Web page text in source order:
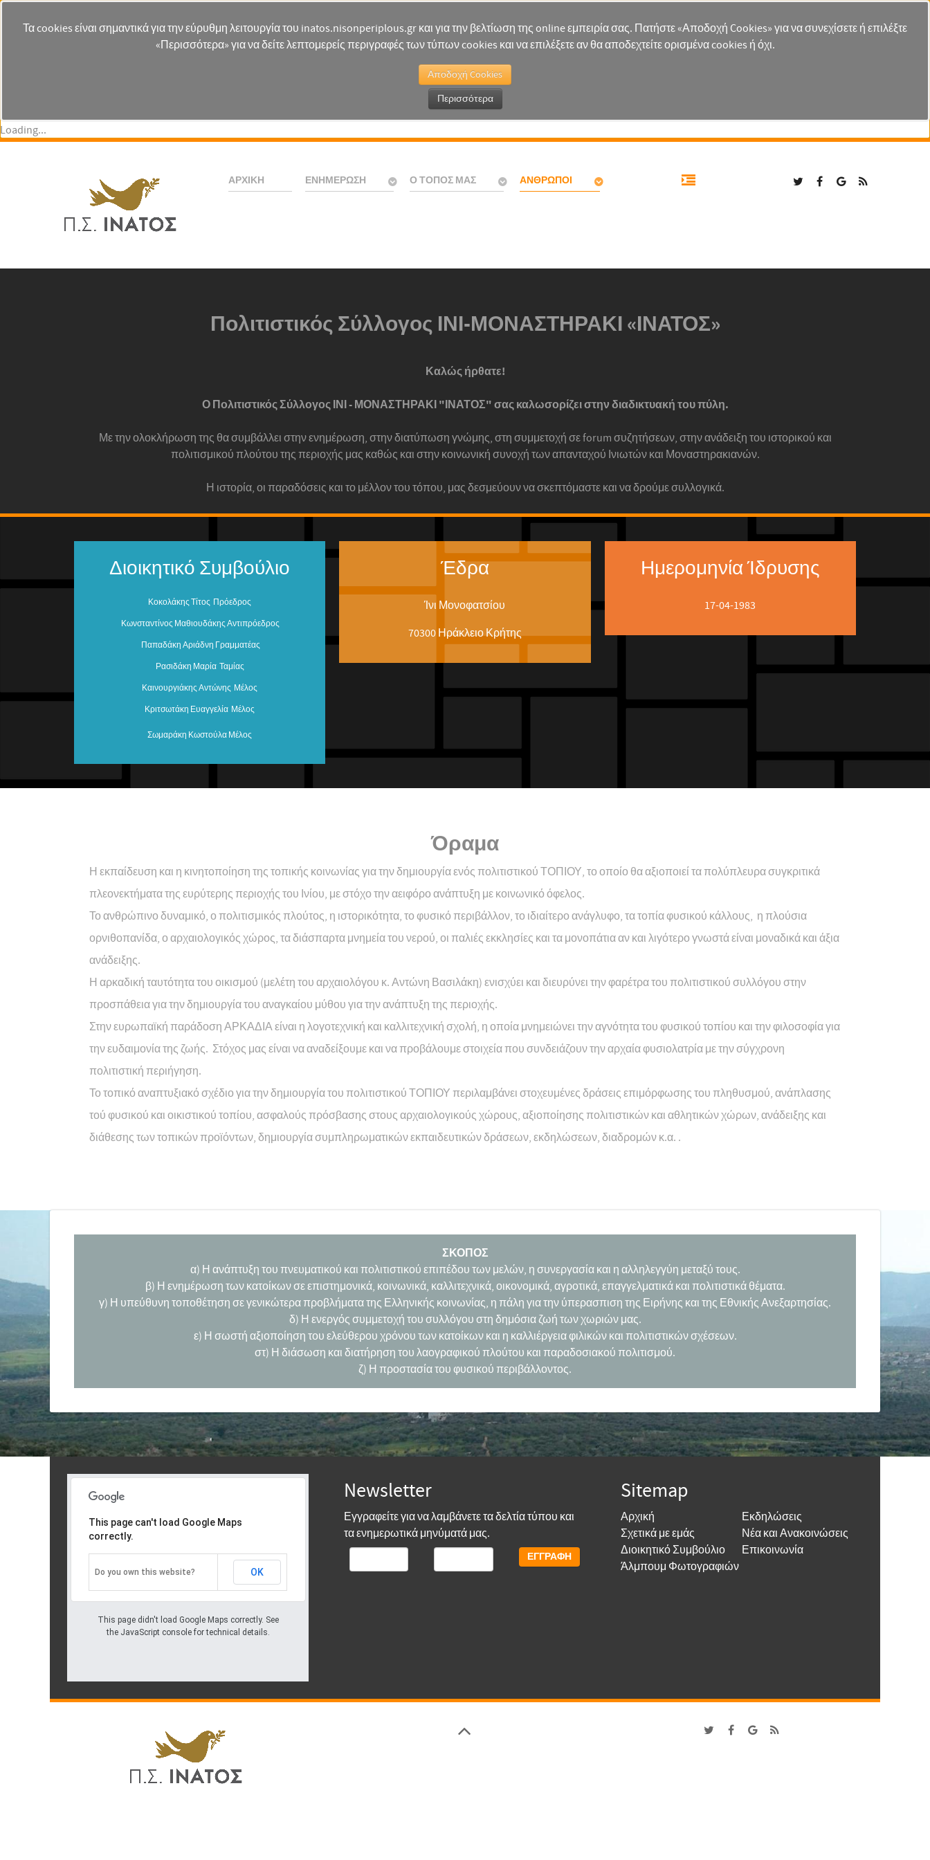
Τα cookies είναι σημαντικά για την εύρυθμη λειτουργία του inatos.nisonperiplous.gr και για την βελτίωση της online εμπειρία σας. Πατήστε «Αποδοχή Cookies» για να συνεχίσετε ή επιλέξτε
«Περισσότερα» για να δείτε λεπτομερείς περιγραφές των τύπων cookies και να επιλέξετε αν θα αποδεχτείτε ορισμένα cookies ή όχι.
Αποδοχή Cookies
Περισσότερα
Loading...
ΑΡΧΙΚΉ ΕΝΗΜΈΡΩΣΗ Ο ΤΌΠΟΣ ΜΑΣ ΆΝΘΡΩΠΟΙ
Πολιτιστικός Σύλλογος ΙΝΙ-ΜΟΝΑΣΤΗΡΑΚΙ «ΙΝΑΤΟΣ»
Καλώς ήρθατε!
Ο Πολιτιστικός Σύλλογος ΙΝΙ - ΜΟΝΑΣΤΗΡΑΚΙ "ΙΝΑΤΟΣ" σας καλωσορίζει στην διαδικτυακή του πύλη.
Με την ολοκλήρωση της θα συμβάλλει στην ενημέρωση, στην διατύπωση γνώμης, στη συμμετοχή σε forum συζητήσεων, στην ανάδειξη του ιστορικού και
πολιτισμικού πλούτου της περιοχής μας καθώς και στην κοινωνική συνοχή των απανταχού Ινιωτών και Μοναστηρακιανών.
Η ιστορία, οι παραδόσεις και το μέλλον του τόπου, μας δεσμεύουν να σκεπτόμαστε και να δρούμε συλλογικά.
Διοικητικό Συμβούλιο
Κοκολάκης Τίτος Πρόεδρος
Κωνσταντίνος Μαθιουδάκης Αντιπρόεδρος
Παπαδάκη Αριάδνη Γραμματέας
Ρασιδάκη Μαρία Ταμίας
Καινουργιάκης Αντώνης Μέλος
Κριτσωτάκη Ευαγγελία Μέλος
Σωμαράκη Κωστούλα Μέλος
Έδρα
Ίνι Μονοφατσίου
70300 Ηράκλειο Κρήτης
Ημερομηνία Ίδρυσης
17-04-1983
Όραμα
Η εκπαίδευση και η κινητοποίηση της τοπικής κοινωνίας για την δημιουργία ενός πολιτιστικού ΤΟΠΙΟΥ, το οποίο θα αξιοποιεί τα πολύπλευρα συγκριτικά
πλεονεκτήματα της ευρύτερης περιοχής του Ινίου, με στόχο την αειφόρο ανάπτυξη με κοινωνικό όφελος.
Το ανθρώπινο δυναμικό, ο πολιτισμικός πλούτος, η ιστορικότητα, το φυσικό περιβάλλον, το ιδιαίτερο ανάγλυφο, τα τοπία φυσικού κάλλους, η πλούσια
ορνιθοπανίδα, ο αρχαιολογικός χώρος, τα διάσπαρτα μνημεία του νερού, οι παλιές εκκλησίες και τα μονοπάτια αν και λιγότερο γνωστά είναι μοναδικά και άξια
ανάδειξης.
Η αρκαδική ταυτότητα του οικισμού (μελέτη του αρχαιολόγου κ. Αντώνη Βασιλάκη) ενισχύει και διευρύνει την φαρέτρα του πολιτιστικού συλλόγου στην
προσπάθεια για την δημιουργία του αναγκαίου μύθου για την ανάπτυξη της περιοχής.
Στην ευρωπαϊκή παράδοση ΑΡΚΑΔΙΑ είναι η λογοτεχνική και καλλιτεχνική σχολή, η οποία μνημειώνει την αγνότητα του φυσικού τοπίου και την φιλοσοφία για
την ευδαιμονία της ζωής. Στόχος μας είναι να αναδείξουμε και να προβάλουμε στοιχεία που συνδειάζουν την αρχαία φυσιολατρία με την σύγχρονη
πολιτιστική περιήγηση.
Το τοπικό αναπτυξιακό σχέδιο για την δημιουργία του πολιτιστικού ΤΟΠΙΟΥ περιλαμβάνει στοχευμένες δράσεις επιμόρφωσης του πληθυσμού, ανάπλασης
τού φυσικού και οικιστικού τοπίου, ασφαλούς πρόσβασης στους αρχαιολογικούς χώρους, αξιοποίησης πολιτιστικών και αθλητικών χώρων, ανάδειξης και
διάθεσης των τοπικών προϊόντων, δημιουργία συμπληρωματικών εκπαιδευτικών δράσεων, εκδηλώσεων, διαδρομών κ.α. .
ΣΚΟΠΟΣ
α) Η ανάπτυξη του πνευματικού και πολιτιστικού επιπέδου των μελών, η συνεργασία και η αλληλεγγύη μεταξύ τους.
β) Η ενημέρωση των κατοίκων σε επιστημονικά, κοινωνικά, καλλιτεχνικά, οικονομικά, αγροτικά, επαγγελματικά και πολιτιστικά θέματα.
γ) Η υπεύθυνη τοποθέτηση σε γενικώτερα προβλήματα της Ελληνικής κοινωνίας, η πάλη για την ύπερασπιση της Ειρήνης και της Εθνικής Ανεξαρτησίας.
δ) Η ενεργός συμμετοχή του συλλόγου στη δημόσια ζωή των χωριών μας.
ε) Η σωστή αξιοποίηση του ελεύθερου χρόνου των κατοίκων και η καλλιέργεια φιλικών και πολιτιστικών σχέσεων.
στ) Η διάσωση και διατήρηση του λαογραφικού πλούτου και παραδοσιακού πολιτισμού.
ζ) Η προστασία του φυσικού περιβάλλοντος.
Oops! Something went
wrong.
This page didn't load Google Maps correctly. See
the JavaScript console for technical details.
This page can't load Google Maps
correctly.
Do you own this website? OK
Newsletter
Εγγραφείτε για να λαμβάνετε τα δελτία τύπου και
τα ενημερωτικά μηνύματά μας.
Sitemap
Αρχική
Σχετικά με εμάς
Διοικητικό Συμβούλιο
Άλμπουμ Φωτογραφιών
Εκδηλώσεις
Νέα και Ανακοινώσεις
Επικοινωνία